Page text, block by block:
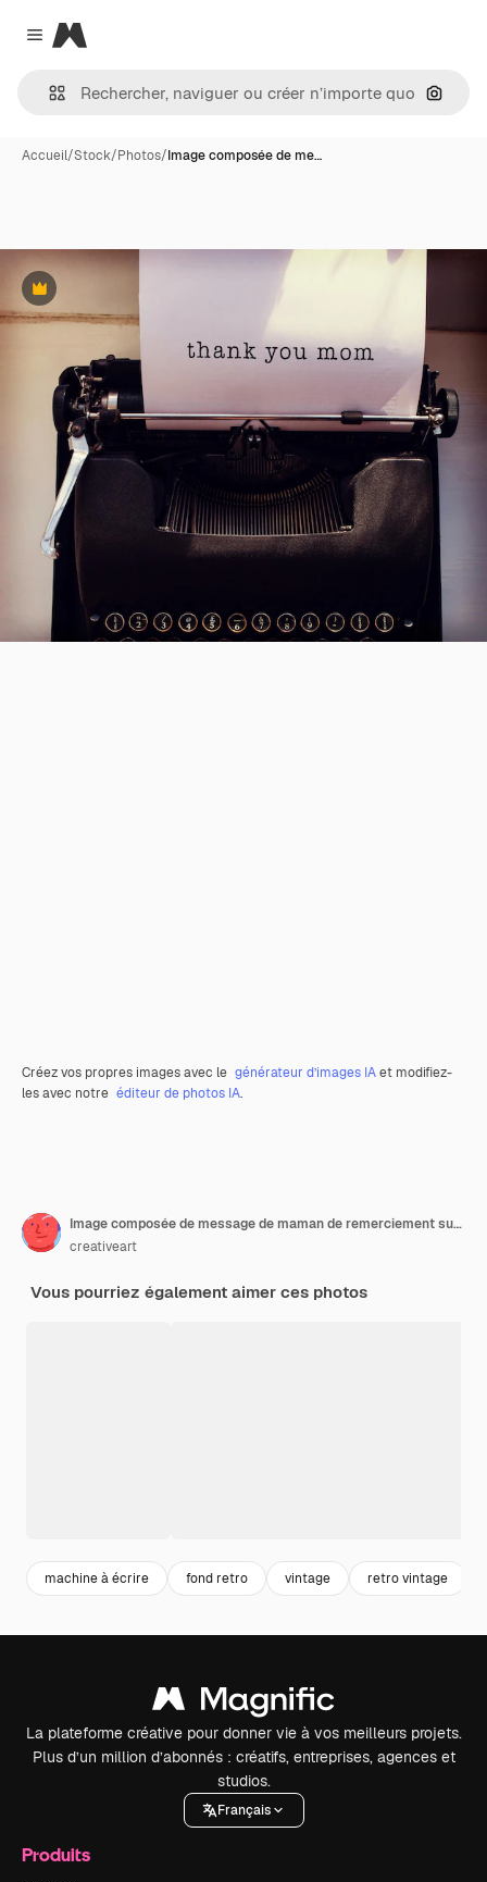
Close menu
Magnific
Accueil/Stock/Photos/Image composée de me…
Premium
Créez vos propres images avec le générateur d’images IAet modifiez-
les avec notre éditeur de photos IA.
Image composée de message de maman de remerciement sur un fond blanc
creativeart
Vous pourriez également aimer ces photos
machine à écrire fond retro vintage retro vintage
La plateforme créative pour donner vie à vos meilleurs projets.
Plus d’un million d’abonnés : créatifs, entreprises, agences et
studios.
Français
Produits